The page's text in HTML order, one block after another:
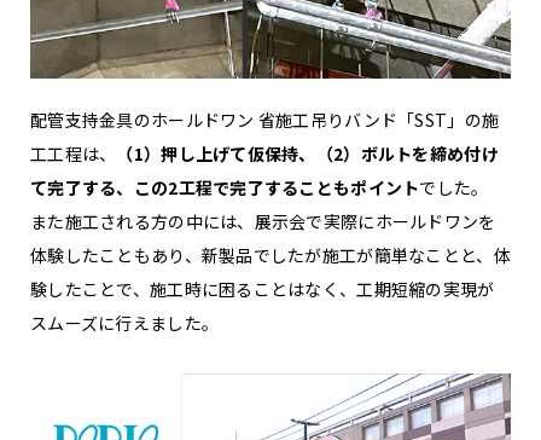
配管支持金具のホールドワン 省施工吊りバンド「SST」の施
工工程は、
（1）押し上げて仮保持、（2）ボルトを締め付け
て完了する、この2工程で完了することもポイントでした。
また施工される方の中には、展示会で実際にホールドワンを
体験したこともあり、新製品でしたが施工が簡単なことと、体
験したことで、施工時に困ることはなく、工期短縮の実現が
スムーズに行えました。